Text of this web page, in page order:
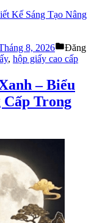
Kế Sáng Tạo Nâng
8, 2026
Đăng
, hộp giấy cao cấp
– Biểu
Cấp Trong